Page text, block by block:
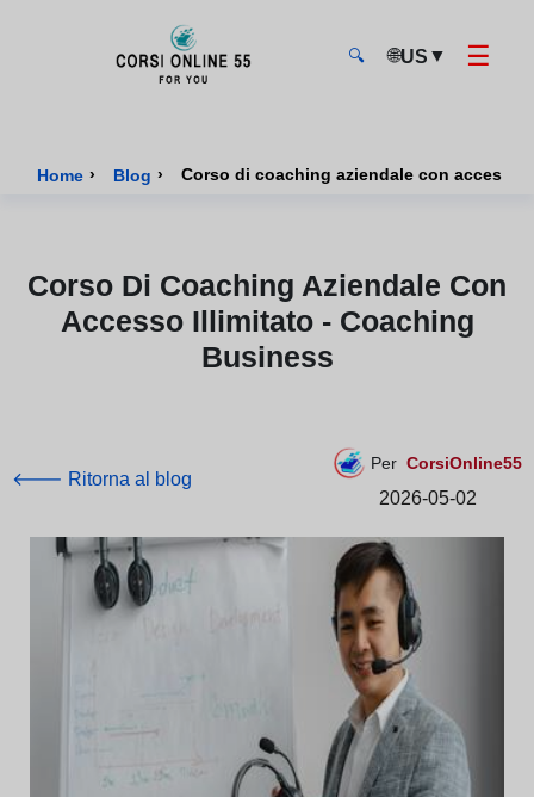
🔍 🌐US ▼ ☰
Home › Blog › Corso di coaching aziendale con
Corso Di Coaching Aziendale Con
Accesso Illimitato - Coaching
Business
🡐 Ritorna al blog
Per CorsiOnline55
2026-05-02